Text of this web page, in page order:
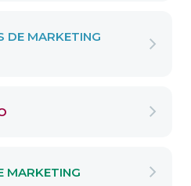
DE MARKETING
MARKETING